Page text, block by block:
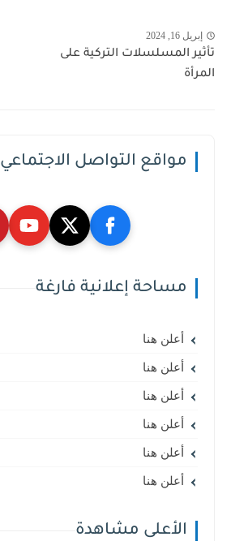
إبريل 16, 2024
تأثير المسلسلات التركية على
المرأة
مواقع التواصل الاجتماعي
مساحة إعلانية فارغة
أعلن هنا
أعلن هنا
أعلن هنا
أعلن هنا
أعلن هنا
أعلن هنا
الأعلى مشاهدة